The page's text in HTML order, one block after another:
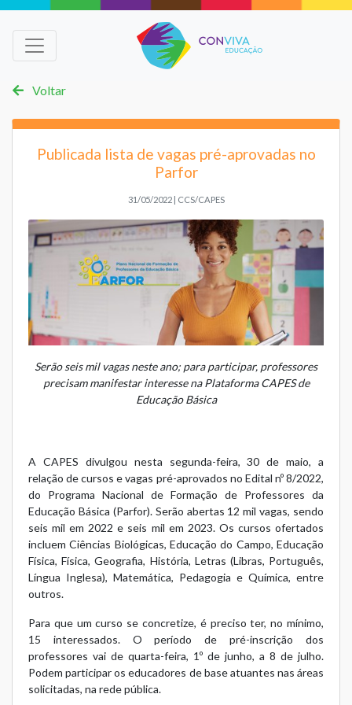
Voltar
Publicada lista de vagas pré-aprovadas no
Parfor
31/05/2022 | CCS/CAPES
Serão seis mil vagas neste ano; para participar, professores
precisam manifestar interesse na Plataforma CAPES de
Educação Básica
A CAPES divulgou nesta segunda-feira, 30 de maio, a
relação de cursos e vagas pré-aprovados no Edital nº 8/2022,
do Programa Nacional de Formação de Professores da
Educação Básica (Parfor). Serão abertas 12 mil vagas, sendo
seis mil em 2022 e seis mil em 2023. Os cursos ofertados
incluem Ciências Biológicas, Educação do Campo, Educação
Física, Física, Geografia, História, Letras (Libras, Português,
Língua Inglesa), Matemática, Pedagogia e Química, entre
outros.
Para que um curso se concretize, é preciso ter, no mínimo,
15 interessados. O período de pré-inscrição dos
professores vai de quarta-feira, 1º de junho, a 8 de julho.
Podem participar os educadores de base atuantes nas áreas
solicitadas, na rede pública.